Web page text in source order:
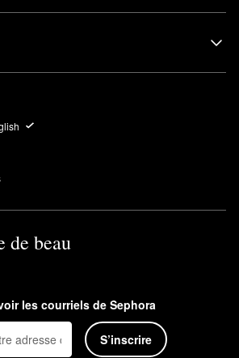
de beau
les courriels de Sephora
S’inscrire